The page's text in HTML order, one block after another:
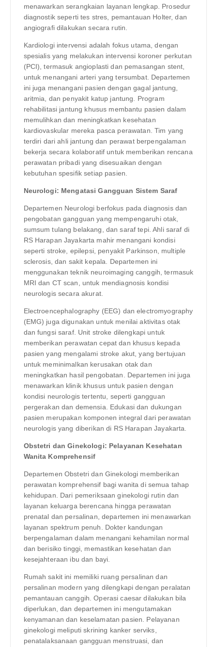
menawarkan serangkaian layanan lengkap. Prosedur
diagnostik seperti tes stres, pemantauan Holter, dan
angiografi dilakukan secara rutin.
Kardiologi intervensi adalah fokus utama, dengan
spesialis yang melakukan intervensi koroner perkutan
(PCI), termasuk angioplasti dan pemasangan stent,
untuk menangani arteri yang tersumbat. Departemen
ini juga menangani pasien dengan gagal jantung,
aritmia, dan penyakit katup jantung. Program
rehabilitasi jantung khusus membantu pasien dalam
memulihkan dan meningkatkan kesehatan
kardiovaskular mereka pasca perawatan. Tim yang
terdiri dari ahli jantung dan perawat berpengalaman
bekerja secara kolaboratif untuk memberikan rencana
perawatan pribadi yang disesuaikan dengan
kebutuhan spesifik setiap pasien.
Neurologi: Mengatasi Gangguan Sistem Saraf
Departemen Neurologi berfokus pada diagnosis dan
pengobatan gangguan yang mempengaruhi otak,
sumsum tulang belakang, dan saraf tepi. Ahli saraf di
RS Harapan Jayakarta mahir menangani kondisi
seperti stroke, epilepsi, penyakit Parkinson, multiple
sclerosis, dan sakit kepala. Departemen ini
menggunakan teknik neuroimaging canggih, termasuk
MRI dan CT scan, untuk mendiagnosis kondisi
neurologis secara akurat.
Electroencephalography (EEG) dan electromyography
(EMG) juga digunakan untuk menilai aktivitas otak
dan fungsi saraf. Unit stroke dilengkapi untuk
memberikan perawatan cepat dan khusus kepada
pasien yang mengalami stroke akut, yang bertujuan
untuk meminimalkan kerusakan otak dan
meningkatkan hasil pengobatan. Departemen ini juga
menawarkan klinik khusus untuk pasien dengan
kondisi neurologis tertentu, seperti gangguan
pergerakan dan demensia. Edukasi dan dukungan
pasien merupakan komponen integral dari perawatan
neurologis yang diberikan di RS Harapan Jayakarta.
Obstetri dan Ginekologi: Pelayanan Kesehatan
Wanita Komprehensif
Departemen Obstetri dan Ginekologi memberikan
perawatan komprehensif bagi wanita di semua tahap
kehidupan. Dari pemeriksaan ginekologi rutin dan
layanan keluarga berencana hingga perawatan
prenatal dan persalinan, departemen ini menawarkan
layanan spektrum penuh. Dokter kandungan
berpengalaman dalam menangani kehamilan normal
dan berisiko tinggi, memastikan kesehatan dan
kesejahteraan ibu dan bayi.
Rumah sakit ini memiliki ruang persalinan dan
persalinan modern yang dilengkapi dengan peralatan
pemantauan canggih. Operasi caesar dilakukan bila
diperlukan, dan departemen ini mengutamakan
kenyamanan dan keselamatan pasien. Pelayanan
ginekologi meliputi skrining kanker serviks,
penatalaksanaan gangguan menstruasi, dan